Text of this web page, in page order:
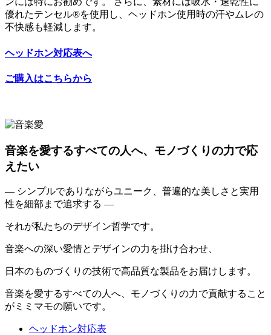
優れたテンセル®を使用し、ヘッドホン使用時の汗やムレの
不快感も軽減します。
ヘッドホン対応表へ
ご購入はこちらから
音楽を愛するすべての人へ、モノづくりの力で応
えたい
— シンプルでありながらユニーク、普遍的な美しさと実用
性を細部まで追求する —
それが私たちのデザイン哲学です。
音楽への深い愛情とデザインの力を掛け合わせ、
日本のものづくりの技術で高品質な製品をお届けします。
音楽を愛するすべての人へ、モノづくりの力で貢献すること
がミミマモの願いです。
ヘッドホン対応表